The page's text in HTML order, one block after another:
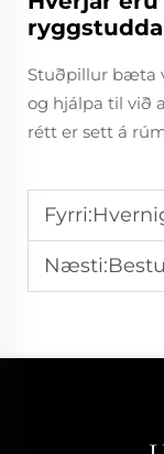
Stuðpillur bæta
og hjálpa til við
rétt er sett á
Fyrri:Hvernig á að
Næsti:Bestu